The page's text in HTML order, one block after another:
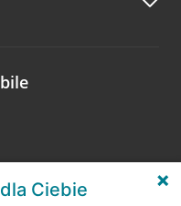
opinią o wizycie.
Ciebie